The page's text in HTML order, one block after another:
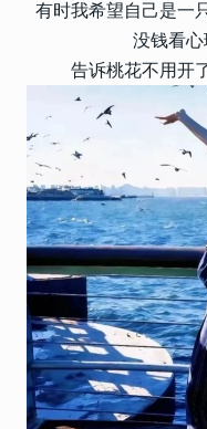
有时我希望自己是一
没钱看心
告诉桃花不用开